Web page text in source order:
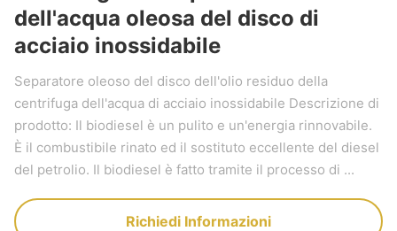
dell'acqua oleosa del disco di
acciaio inossidabile
Separatore oleoso del disco dell'olio residuo della
centrifuga dell'acqua di acciaio inossidabile Descrizione di
prodotto: Il biodiesel è un pulito e un'energia rinnovabile.
È il combustibile rinato ed il sostituto eccellente del diesel
del petrolio. Il biodiesel è fatto tramite il processo di ...
Richiedi Informazioni